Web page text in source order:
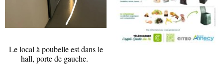
Le local à poubelle est dans le
hall, porte de gauche.